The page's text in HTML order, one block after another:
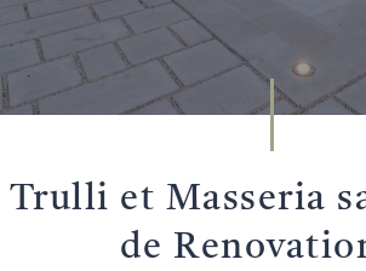
TROUVEZ
PROPRIÉTÉ
Trulli et Masseria
de